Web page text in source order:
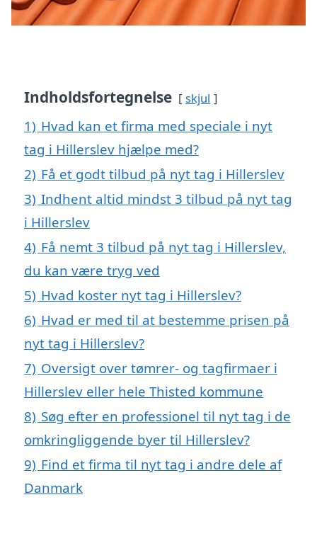
Indholdsfortegnelse skjul
1) Hvad kan et firma med speciale i nyt
tag i Hillerslev hjælpe med?
2) Få et godt tilbud på nyt tag i Hillerslev
3) Indhent altid mindst 3 tilbud på nyt tag
i Hillerslev
4) Få nemt 3 tilbud på nyt tag i Hillerslev,
du kan være tryg ved
5) Hvad koster nyt tag i Hillerslev?
6) Hvad er med til at bestemme prisen på
nyt tag i Hillerslev?
7) Oversigt over tømrer- og tagfirmaer i
Hillerslev eller hele Thisted kommune
8) Søg efter en professionel til nyt tag i de
omkringliggende byer til Hillerslev?
9) Find et firma til nyt tag i andre dele af
Danmark